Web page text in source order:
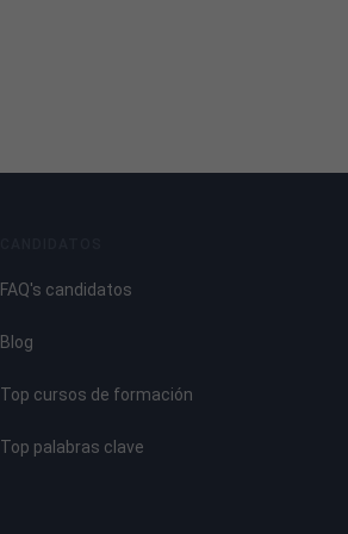
FAQ's candidatos
Blog
Top cursos de formación
Top palabras clave